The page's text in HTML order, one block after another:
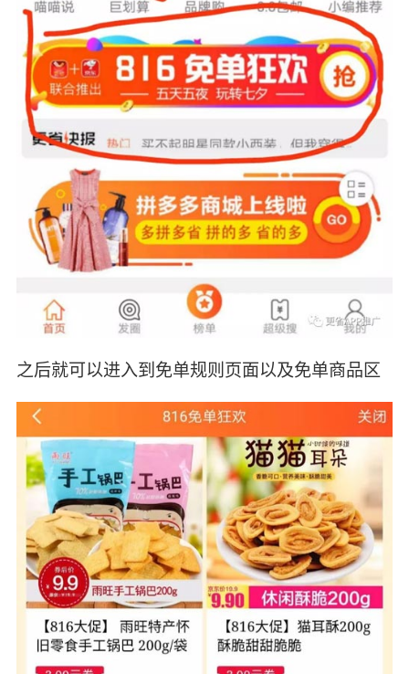
之后就可以进入到免单规则页面以及免单商品区